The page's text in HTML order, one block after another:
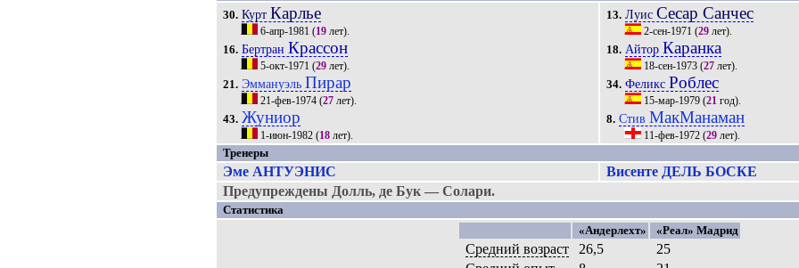
30. Курт Карлье
6-апр-1981 (19 лет).
16. Бертран Крассон
5-окт-1971 (29 лет).
21. Эммануэль Пирар
21-фев-1974 (27 лет).
43. Жуниор
1-июн-1982 (18 лет).
13. ЛуисСесар Санчес
2-сен-1971 (29 лет).
18. Айтор Каранка
18-сен-1973 (27 лет).
34. Феликс Роблес
15-мар-1979 (21 год).
8. Стив МакМанаман
11-фев-1972 (29 лет).
Тренеры
Эме АНТУЭНИС
Висенте ДЕЛЬ БОСКЕ
Предупреждены Долль, де Бук — Солари.
Статистика
«Андерлехт»
«Реал» Мадрид
Средний возраст 26,5
25